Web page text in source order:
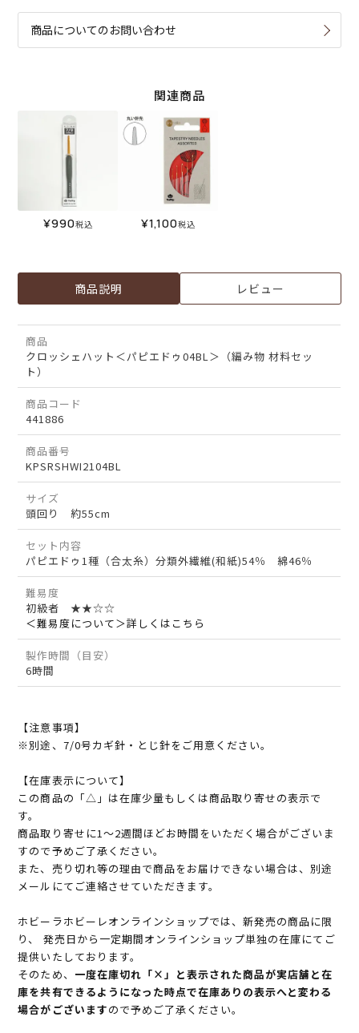
商品についてのお問い合わせ
関連商品
¥990税込 ¥1,100税込
商品説明 レビュー
商品
クロッシェハット＜パピエドゥ04BL＞（編み物 材料セッ
ト）
商品コード
441886
商品番号
KPSRSHWI2104BL
サイズ
頭回り 約55cm
セット内容
パピエドゥ1種（合太糸）分類外繊維(和紙)54％ 綿46％
難易度
初級者 ★★☆☆
＜難易度について＞詳しくはこちら
製作時間（目安）
6時間
【注意事項】
※別途、7/0号カギ針・とじ針をご用意ください。
【在庫表示について】
この商品の「△」は在庫少量もしくは商品取り寄せの表示で
す。
商品取り寄せに1～2週間ほどお時間をいただく場合がございま
すので予めご了承ください。
また、売り切れ等の理由で商品をお届けできない場合は、別途
メールにてご連絡させていただきます。
ホビーラホビーレオンラインショップでは、新発売の商品に限
り、 発売日から一定期間オンラインショップ単独の在庫にてご
提供いたしております。
そのため、 一度在庫切れ「×」と表示された商品が実店舗と在
庫を共有できるようになった時点で在庫ありの表示へと変わる
場合がございますので予めご了承ください。